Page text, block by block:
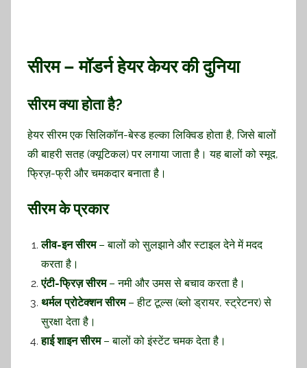
सीरम – मॉडर्न हेयर केयर की दुनिया
सीरम क्या होता है?
हेयर सीरम एक सिलिकॉन-बेस्ड हल्का लिक्विड होता है, जिसे बालों
की बाहरी सतह (क्यूटिकल) पर लगाया जाता है। यह बालों को स्मूद,
फ्रिज़-फ्री और चमकदार बनाता है।
सीरम के प्रकार
लीव-इन सीरम– बालों को सुलझाने और स्टाइल देने में मदद
करता है।
एंटी-फ्रिज़ सीरम– नमी और उमस से बचाव करता है।
थर्मल प्रोटेक्शन सीरम– हीट टूल्स (ब्लो ड्रायर, स्ट्रेटनर) से
सुरक्षा देता है।
हाई शाइन सीरम– बालों को इंस्टेंट चमक देता है।